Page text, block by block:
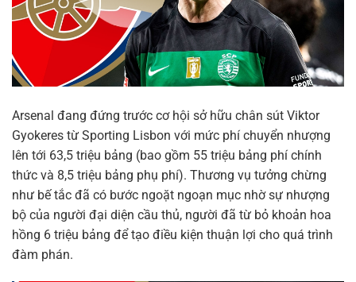
Arsenal đang đứng trước cơ hội sở hữu chân sút Viktor
Gyokeres từ Sporting Lisbon với mức phí chuyển nhượng
lên tới 63,5 triệu bảng (bao gồm 55 triệu bảng phí chính
thức và 8,5 triệu bảng phụ phí). Thương vụ tưởng chừng
như bế tắc đã có bước ngoặt ngoạn mục nhờ sự nhượng
bộ của người đại diện cầu thủ, người đã từ bỏ khoản hoa
hồng 6 triệu bảng để tạo điều kiện thuận lợi cho quá trình
đàm phán.